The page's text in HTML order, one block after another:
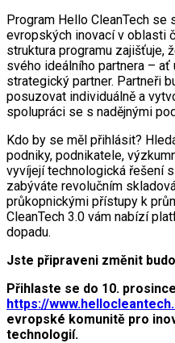
Program Hello CleanTech se
evropských inovací v oblasti
struktura programu zajišťuje,
svého ideálního partnera –
strategický partner. Partneři
posuzovat individuálně a
spolupráci se s nadějnými
Kdo by se měl přihlásit?
podniky, podnikatele,
vyvíjejí technologická řešení
zabýváte revolučním
průkopnickými přístupy k
CleanTech 3.0 vám nabízí
dopadu.
Jste připraveni změnit
Přihlaste se do 10.
https://
evropské komunitě pro
technologií.